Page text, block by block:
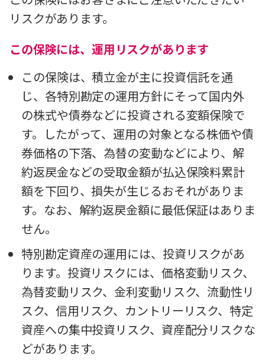
リスクがあります。
この保険には、運用リスクがあります
この保険は、積立金が主に投資信託を通
じ、各特別勘定の運用方針にそって国内外
の株式や債券などに投資される変額保険で
す。したがって、運用の対象となる株価や債
券価格の下落、為替の変動などにより、解
約返戻金などの受取金額が払込保険料累計
額を下回り、損失が生じるおそれがありま
す。なお、解約返戻金額に最低保証はありま
せん。
特別勘定資産の運用には、投資リスクがあ
ります。投資リスクには、価格変動リスク、
為替変動リスク、金利変動リスク、流動性リ
スク、信用リスク、カントリーリスク、特定
資産への集中投資リスク、資産配分リスクな
どがあります。